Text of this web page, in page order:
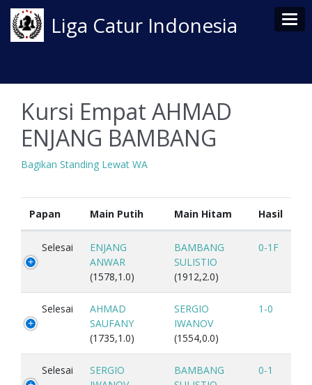
Liga Catur Indonesia
Kursi Empat AHMAD
ENJANG BAMBANG
Bagikan Standing Lewat WA
Papan Main Putih Main Hitam Hasil
Selesai
ENJANG
ANWAR
(1578,1.0)
BAMBANG
SULISTIO
(1912,2.0)
0-1F
Selesai
AHMAD
SAUFANY
(1735,1.0)
SERGIO
IWANOV
(1554,0.0)
1-0
Selesai
SERGIO
BAMBANG
0-1